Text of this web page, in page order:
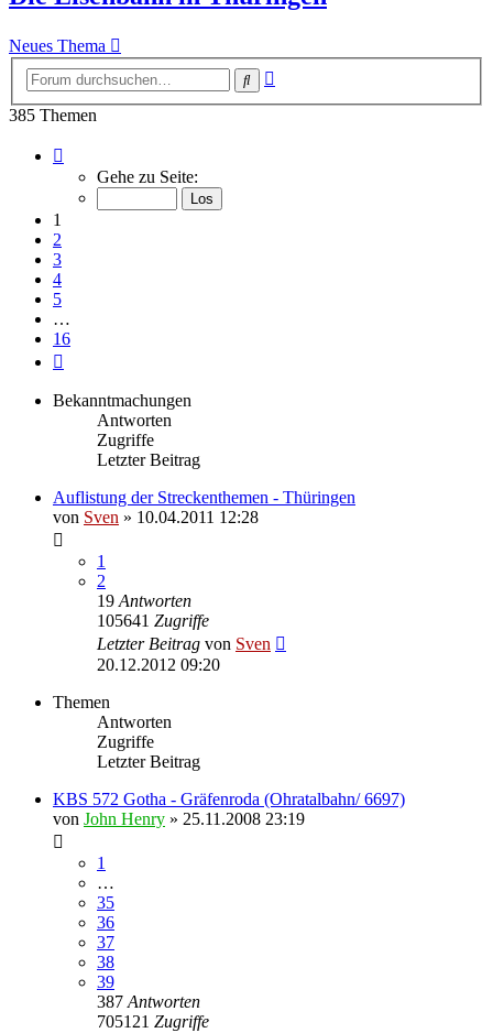
Neues Thema
Suche
385 Themen
von
Gehe zu Seite:
1
2
3
4
5
…
16
Bekanntmachungen
Antworten
Zugriffe
Letzter Beitrag
Auflistung der Streckenthemen - Thüringen
von Sven » 10.04.2011 12:28
1
2
19 Antworten
105641 Zugriffe
Letzter Beitrag von Sven
20.12.2012 09:20
Themen
Antworten
Zugriffe
Letzter Beitrag
KBS 572 Gotha - Gräfenroda (Ohratalbahn/ 6697)
von John Henry » 25.11.2008 23:19
1
…
35
36
37
38
39
387 Antworten
705121 Zugriffe